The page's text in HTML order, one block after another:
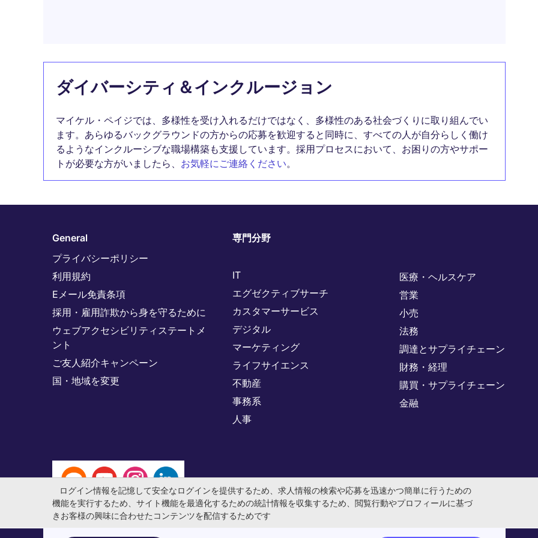
ダイバーシティ＆インクルージョン
マイケル・ペイジでは、多様性を受け入れるだけではなく、多様性のある社会づくりに取り組んでい
ます。あらゆるバックグラウンドの方からの応募を歓迎すると同時に、すべての人が自分らしく働け
るようなインクルーシブな職場構築も支援しています。採用プロセスにおいて、お困りの方やサポー
トが必要な方がいましたら、 お気軽にご連絡ください。
General
プライバシーポリシー
利用規約
Eメール免責条項
採用・雇用詐欺から身を守るために
ウェブアクセシビリティステートメ
ント
ご友人紹介キャンペーン
国・地域を変更
専門分野
IT
エグゼクティブサーチ
カスタマーサービス
デジタル
マーケティング
ライフサイエンス
不動産
事務系
人事
医療・ヘルスケア
営業
小売
法務
調達とサプライチェーン
財務・経理
購買・サプライチェーン
金融
ログイン情報を記憶して安全なログインを提供するため、求人情報の検索や応募を迅速かつ簡単に行うための
機能を実行するため、サイト機能を最適化するための統計情報を収集するため、閲覧行動やプロフィールに基づ
きお客様の興味に合わせたコンテンツを配信するためです